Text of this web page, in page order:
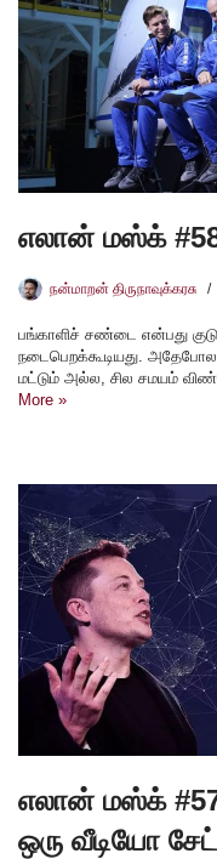
எலான் மஸ்க்
நன்மாறன் திருநாவுக்கரசு
பங்காளிச் சண்டை என்பது
நடைபெறக்கூடியது.
மட்டும் அல்ல, சில சமயம்
More »
எலான் மஸ்க்
ஒரு வீடியோ சேட்